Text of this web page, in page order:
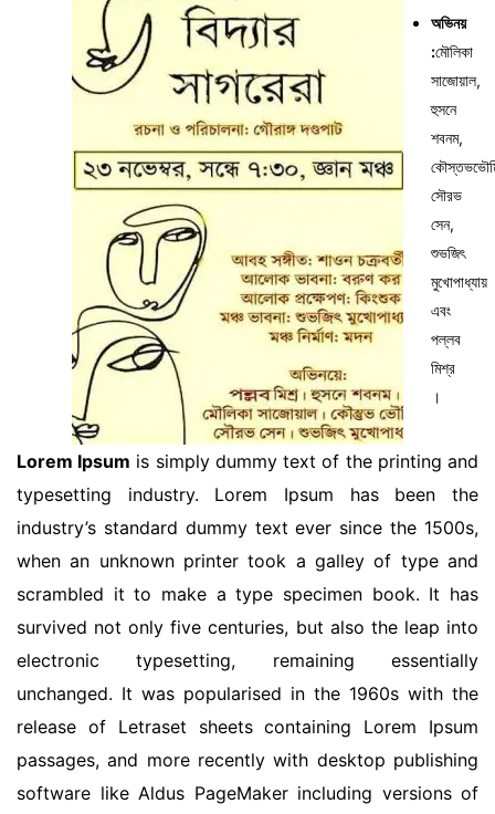
অভিনয়
:মৌলিকা
সাজোয়াল,
হুসনে
শবনম,
সৌরভ
সেন,
শুভজিৎ
মুখোপাধ্যায়
এবং
পল্লব
মিশ্র
।
Lorem Ipsum is simply dummy text of the printing and
typesetting industry. Lorem Ipsum has been the
industry’s standard dummy text ever since the 1500s,
when an unknown printer took a galley of type and
scrambled it to make a type specimen book. It has
survived not only five centuries, but also the leap into
electronic typesetting, remaining essentially
unchanged. It was popularised in the 1960s with the
release of Letraset sheets containing Lorem Ipsum
passages, and more recently with desktop publishing
software like Aldus PageMaker including versions of